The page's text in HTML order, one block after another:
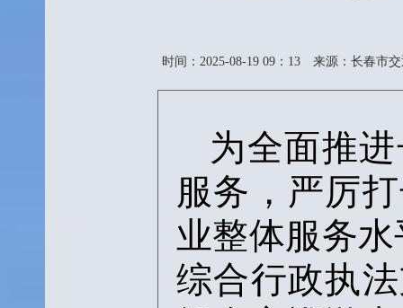
时间：2025-08-19 09：13 来源：长春市
为全面推
服务 ，严厉
业整体服务水
综合行政执